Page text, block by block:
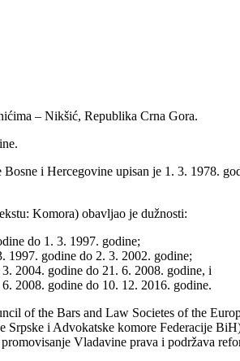
– Nikšić, Republika Crna Gora.
i Hercegovine upisan je 1. 3. 1978.
Komora) obavljao je dužnosti:
do 1. 3. 1997. godine;
1997. godine do 2. 3. 2002. godine;
2004. godine do 21. 6. 2008. godine, i
2008. godine do 10. 12. 2016. godine.
of the Bars and Law Societes of the
i Advokatske komore Federacije
Vladavine prava i podržava